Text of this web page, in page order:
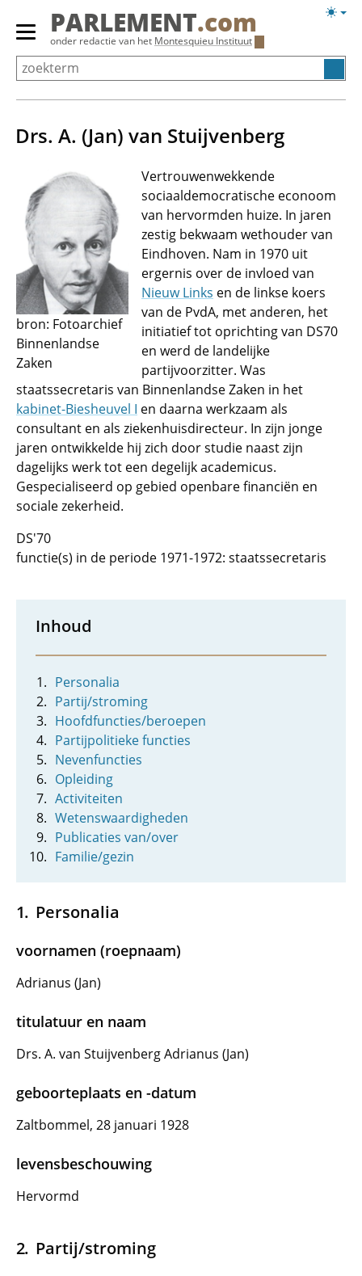
Overslaan
Primair
menu
tonen/verbergen
PARLEMENT.com
onder redactie van het Montesquieu Instituut
Drs. A. (Jan) van Stuijvenberg
bron: Fotoarchief
Binnenlandse
Zaken
Vertrouwenwekkende
sociaaldemocratische econoom
van hervormden huize. In jaren
zestig bekwaam wethouder van
Eindhoven. Nam in 1970 uit
ergernis over de invloed van
Nieuw Links en de linkse koers
van de PvdA, met anderen, het
initiatief tot oprichting van DS70
en werd de landelijke
partijvoorzitter. Was
staatssecretaris van Binnenlandse Zaken in het
kabinet-Biesheuvel I en daarna werkzaam als
consultant en als ziekenhuisdirecteur. In zijn jonge
jaren ontwikkelde hij zich door studie naast zijn
dagelijks werk tot een degelijk academicus.
Gespecialiseerd op gebied openbare financiën en
sociale zekerheid.
DS'70
functie(s) in de periode 1971-1972: staatssecretaris
Inhoud
Personalia
Partij/stroming
Hoofdfuncties/beroepen
Partijpolitieke functies
Nevenfuncties
Opleiding
Activiteiten
Wetenswaardigheden
Publicaties van/over
Familie/gezin
Personalia
voornamen (roepnaam)
Adrianus (Jan)
titulatuur en naam
Drs. A. van Stuijvenberg Adrianus (Jan)
geboorteplaats en -datum
Zaltbommel, 28 januari 1928
levensbeschouwing
Hervormd
Partij/stroming